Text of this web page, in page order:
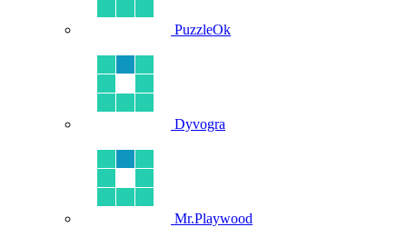
PuzzleOk
Dyvogra
Mr.Playwood